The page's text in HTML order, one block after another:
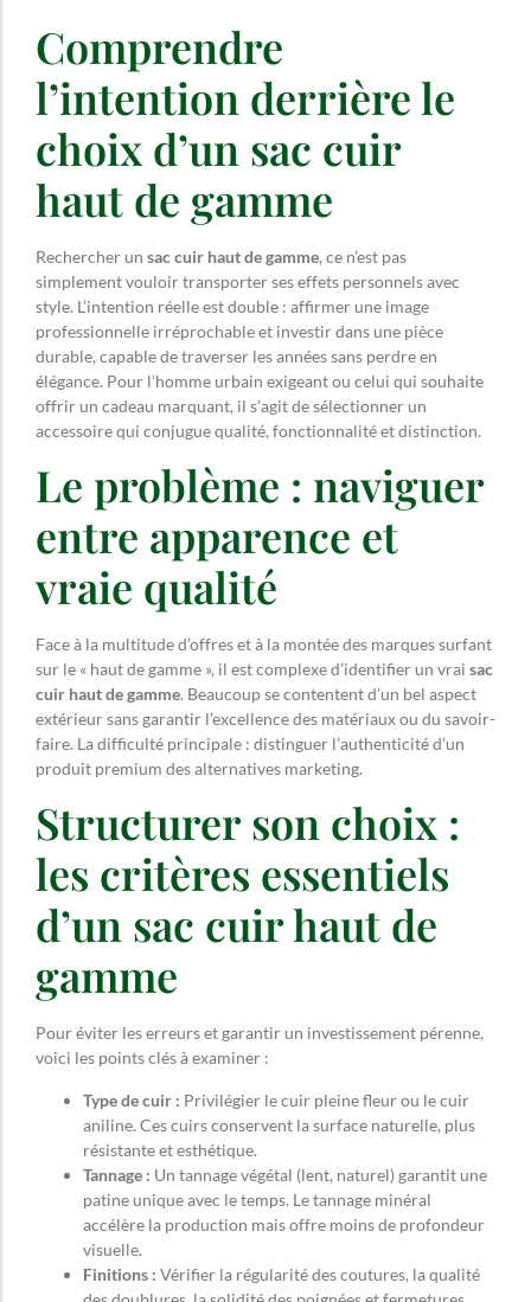
Comprendre
l’intention derrière le
choix d’un sac cuir
haut de gamme
Rechercher un sac cuir haut de gamme, ce n’est pas
simplement vouloir transporter ses effets personnels avec
style. L’intention réelle est double : affirmer une image
professionnelle irréprochable et investir dans une pièce
durable, capable de traverser les années sans perdre en
élégance. Pour l’homme urbain exigeant ou celui qui souhaite
offrir un cadeau marquant, il s’agit de sélectionner un
accessoire qui conjugue qualité, fonctionnalité et distinction.
Le problème : naviguer
entre apparence et
vraie qualité
Face à la multitude d’offres et à la montée des marques surfant
sur le « haut de gamme », il est complexe d’identifier un vrai sac
cuir haut de gamme. Beaucoup se contentent d’un bel aspect
extérieur sans garantir l’excellence des matériaux ou du savoir-
faire. La difficulté principale : distinguer l’authenticité d’un
produit premium des alternatives marketing.
Structurer son choix :
les critères essentiels
d’un sac cuir haut de
gamme
Pour éviter les erreurs et garantir un investissement pérenne,
voici les points clés à examiner :
Type de cuir : Privilégier le cuir pleine fleur ou le cuir
aniline. Ces cuirs conservent la surface naturelle, plus
résistante et esthétique.
Tannage : Un tannage végétal (lent, naturel) garantit une
patine unique avec le temps. Le tannage minéral
accélère la production mais offre moins de profondeur
visuelle.
Finitions : Vérifier la régularité des coutures, la qualité